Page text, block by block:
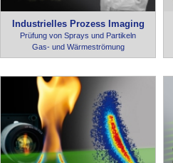
Industrielles Prozess Imaging
Prüfung von Sprays und Partikeln
Gas- und Wärmeströmung